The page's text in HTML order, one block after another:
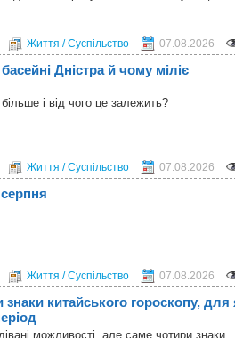
Життя / Суспільство 07.08.2026
Дністра й чому міліє
і від чого це залежить?
Життя / Суспільство 07.08.2026
серпня
Життя / Суспільство 07.08.2026
китайського гороскопу, для
можливості, але саме чотири знаки